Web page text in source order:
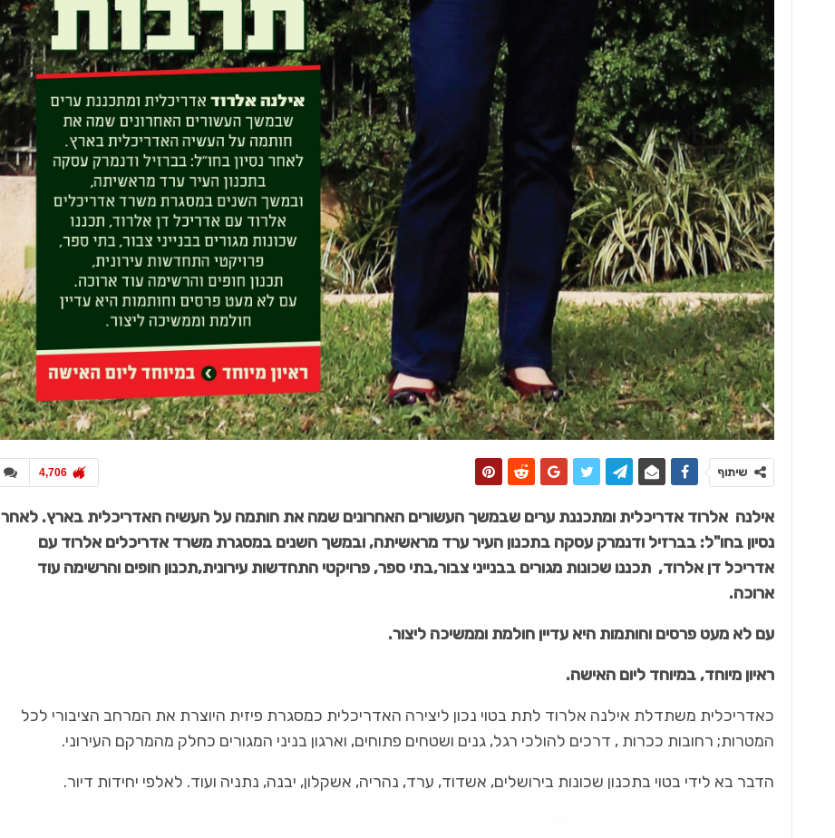
4,706 שיתוף
אילנה אלרוד אדריכלית ומתכננת ערים שבמשך העשורים האחרונים שמה את חותמה על העשיה האדריכלית בארץ. לאחר
נסיון בחו"ל: בברזיל ודנמרק עסקה בתכנון העיר ערד מראשיתה, ובמשך השנים במסגרת משרד אדריכלים אלרוד עם
אדריכל דן אלרוד, תכננו שכונות מגורים בבנייני צבור,בתי ספר, פרויקטי התחדשות עירונית,תכנון חופים והרשימה עוד
ארוכה.
עם לא מעט פרסים וחותמות היא עדיין חולמת וממשיכה ליצור.
ראיון מיוחד, במיוחד ליום האישה.
כאדריכלית משתדלת אילנה אלרוד לתת בטוי נכון ליצירה האדריכלית כמסגרת פיזית היוצרת את המרחב הציבורי לכל
המטרות; רחובות ככרות , דרכים להולכי רגל, גנים ושטחים פתוחים, וארגון בניני המגורים כחלק מהמרקם העירוני.
הדבר בא לידי בטוי בתכנון שכונות בירושלים, אשדוד, ערד, נהריה, אשקלון, יבנה, נתניה ועוד. לאלפי יחידות דיור.
כל מה שחם בנדל"ן
לרגל הקיץ – תחוללו שינוי!
תיווך ויזמות
עדנה מור הסינדרלה מצפת